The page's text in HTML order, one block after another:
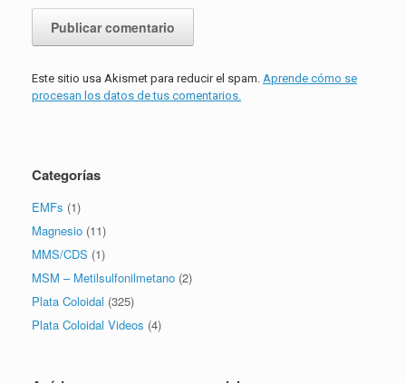
Este sitio usa Akismet para reducir el spam. Aprende cómo se
procesan los datos de tus comentarios.
Categorías
EMFs (1)
Magnesio (11)
MMS/CDS (1)
MSM – Metilsulfonilmetano (2)
Plata Coloidal (325)
Plata Coloidal Videos (4)